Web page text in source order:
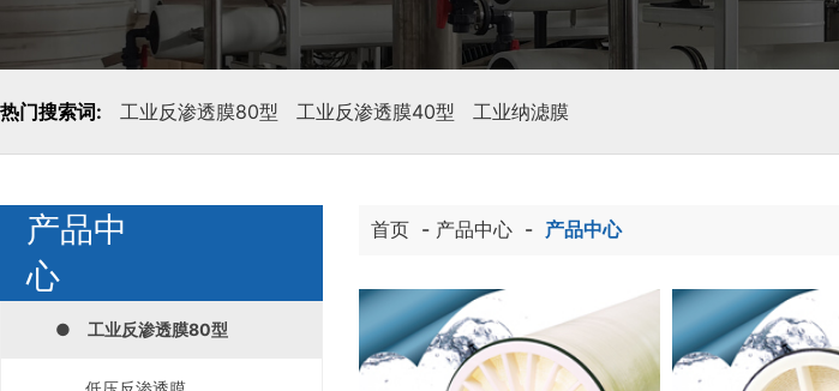
热门搜索词: 工业反渗透膜80型 工业反渗透膜40型 工业纳滤膜
产品中
心
● 工业反渗透膜80型
首页 - 产品中心 - 产品中心